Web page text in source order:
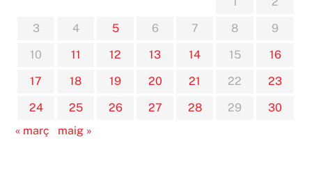
3
4 5 6 7 8
9
10
11 12 13 14 15
16
17
18 19 20 21 22
23
24
25 26 27 28 29
30
« març
maig »